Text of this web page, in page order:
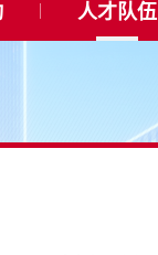
人才队伍